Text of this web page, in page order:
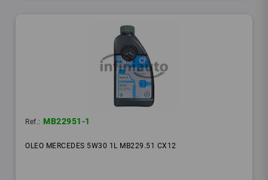
Ref.: MB22951-1
OLEO MERCEDES 5W30 1L MB229.51 CX12